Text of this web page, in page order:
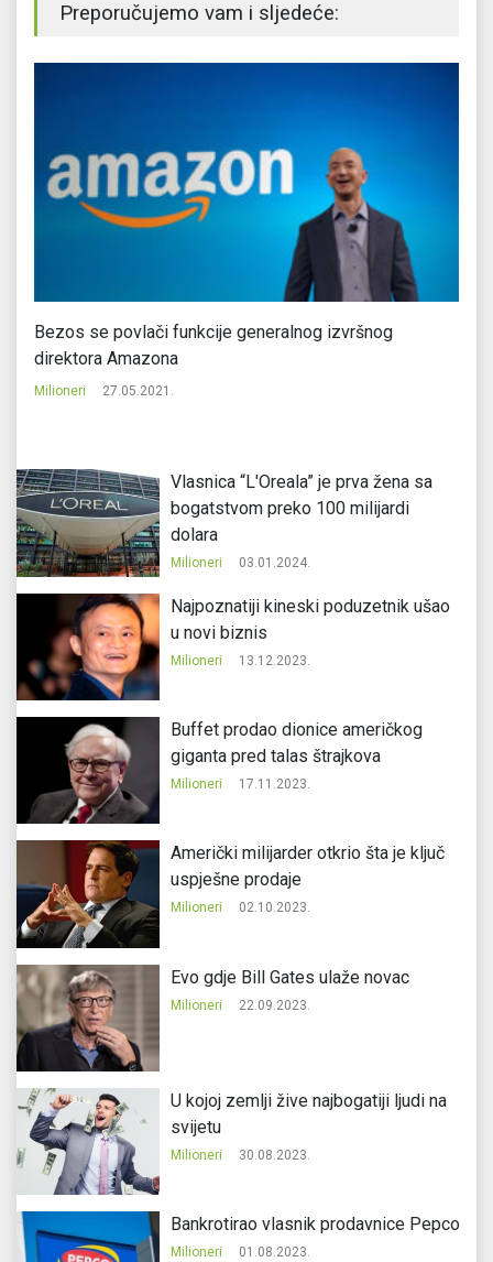
Preporučujemo vam i sljedeće:
Bezos se povlači funkcije generalnog izvršnog
direktora Amazona
Milioneri 27.05.2021.
Vlasnica “L'Oreala” je prva žena sa
bogatstvom preko 100 milijardi
dolara
Milioneri 03.01.2024.
Najpoznatiji kineski poduzetnik ušao
u novi biznis
Milioneri 13.12.2023.
Buffet prodao dionice američkog
giganta pred talas štrajkova
Milioneri 17.11.2023.
Američki milijarder otkrio šta je ključ
uspješne prodaje
Milioneri 02.10.2023.
Evo gdje Bill Gates ulaže novac
Milioneri 22.09.2023.
U kojoj zemlji žive najbogatiji ljudi na
svijetu
Milioneri 30.08.2023.
Bankrotirao vlasnik prodavnice Pepco
Milioneri 01.08.2023.